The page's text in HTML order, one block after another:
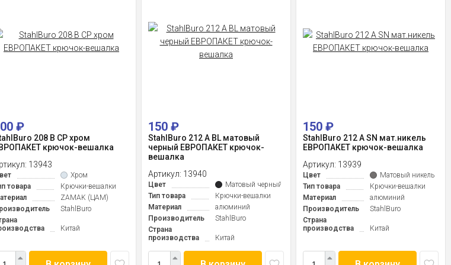
₽
208 B CP хром
крючок-вешалка
13943
Хром
товара
Крючки-вешалки
ZAMAK (ЦАМ)
StahlBuro
Китай
150 ₽
StahlBuro 212 A BL матовый
черный ЕВРОПАКЕТ крючок-
вешалка
Артикул: 13940
Цвет
Матовый черный
Тип товара
Крючки-вешалки
Материал
алюминий
Производитель
StahlBuro
Страна
производства
Китай
150 ₽
StahlBuro 212 A SN мат.никель
ЕВРОПАКЕТ крючок-вешалка
Артикул: 13939
Цвет
Матовый никель
Тип товара
Крючки-вешалки
Материал
алюминий
Производитель
StahlBuro
Страна
производства
Китай